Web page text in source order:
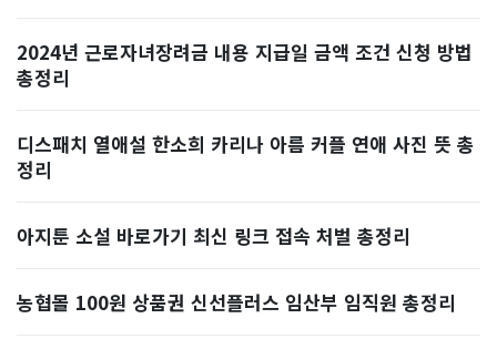
2024년 근로자녀장려금 내용 지급일 금액 조건 신청 방법
총정리
디스패치 열애설 한소희 카리나 아름 커플 연애 사진 뜻 총
정리
아지툰 소설 바로가기 최신 링크 접속 처벌 총정리
농협몰 100원 상품권 신선플러스 임산부 임직원 총정리